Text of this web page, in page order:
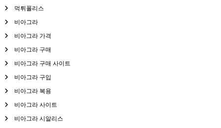
먹튀폴리스
비아그라
비아그라 가격
비아그라 구매
비아그라 구매 사이트
비아그라 구입
비아그라 복용
비아그라 사이트
비아그라 시알리스